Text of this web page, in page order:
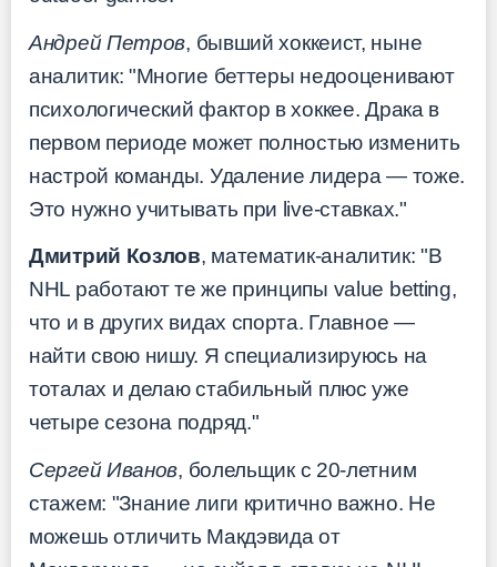
Андрей Петров, бывший хоккеист, ныне
аналитик: "Многие беттеры недооценивают
психологический фактор в хоккее. Драка в
первом периоде может полностью изменить
настрой команды. Удаление лидера — тоже.
Это нужно учитывать при live-ставках."
Дмитрий Козлов, математик-аналитик: "В
NHL работают те же принципы value betting,
что и в других видах спорта. Главное —
найти свою нишу. Я специализируюсь на
тоталах и делаю стабильный плюс уже
четыре сезона подряд."
Сергей Иванов, болельщик с 20-летним
стажем: "Знание лиги критично важно. Не
можешь отличить Макдэвида от